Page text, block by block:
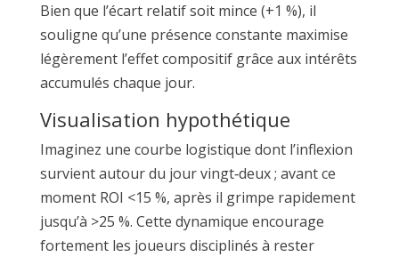
Bien que l’écart relatif soit mince (+1 %), il
souligne qu’une présence constante maximise
légèrement l’effet compositif grâce aux intérêts
accumulés chaque jour.
Visualisation hypothétique
Imaginez une courbe logistique dont l’inflexion
survient autour du jour vingt‐deux ; avant ce
moment ROI <15 %, après il grimpe rapidement
jusqu’à >25 %. Cette dynamique encourage
fortement les joueurs disciplinés à rester